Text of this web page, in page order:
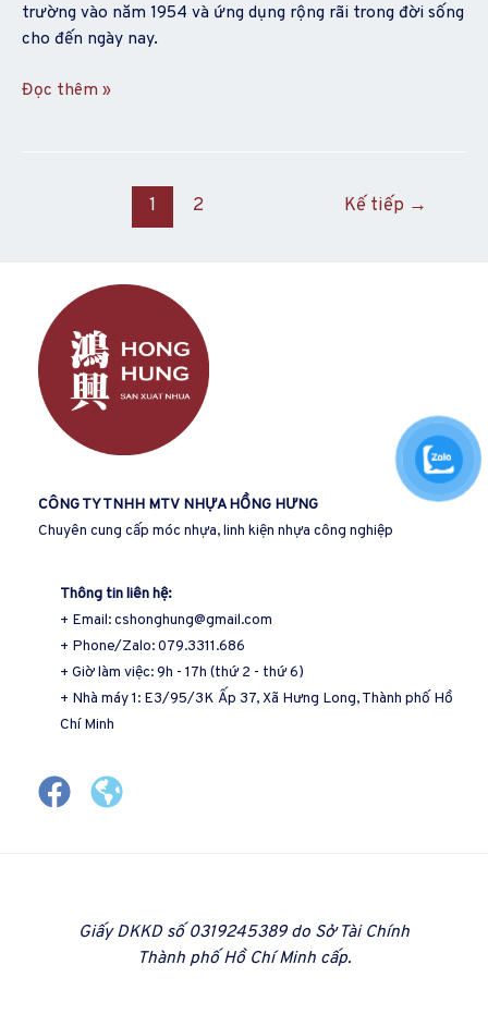
trường vào năm 1954 và ứng dụng rộng rãi trong đời sống
cho đến ngày nay.
Đọc thêm »
1 2 Kế tiếp →
CÔNG TY TNHH MTV NHỰA HỒNG HƯNG
Chuyên cung cấp móc nhựa, linh kiện nhựa công nghiệp
Thông tin liên hệ:
+ Email: cshonghung@gmail.com
+ Phone/Zalo: 079.3311.686
+ Giờ làm việc: 9h - 17h (thứ 2 - thứ 6)
+ Nhà máy 1: E3/95/3K Ấp 37, Xã Hưng Long, Thành phố Hồ
Chí Minh
Giấy DKKD số 0319245389 do Sở Tài Chính
Thành phố Hồ Chí Minh cấp.